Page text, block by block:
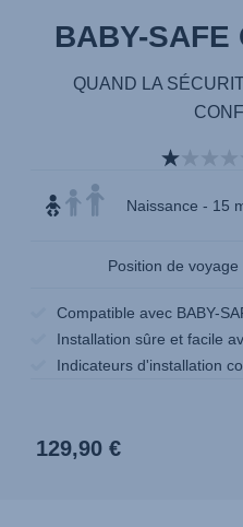
BABY-SAFE
QUAND LA
Naissance - 15
Position de voyage
Compatible avec BABY-
Installation sûre et facile
Indicateurs d'installation
129,90 €